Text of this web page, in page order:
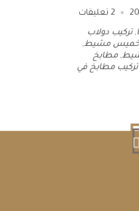
2 تعليقات
,تركيب دولاب
خميس مشيط,
,مطابخ
مطابخ في